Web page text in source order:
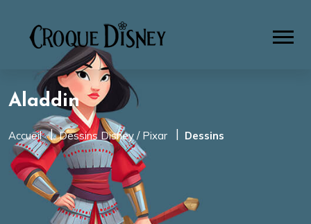
Aladdin
Accueil Dessins Disney / Pixar Dessins